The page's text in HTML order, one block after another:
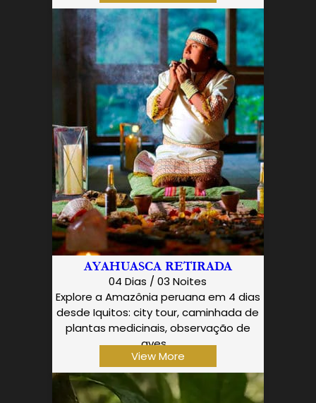
AYAHUASCA RETIRADA
04 Dias / 03 Noites
Explore a Amazônia peruana em 4 dias
desde Iquitos: city tour, caminhada de
plantas medicinais, observação de
aves,…
View More